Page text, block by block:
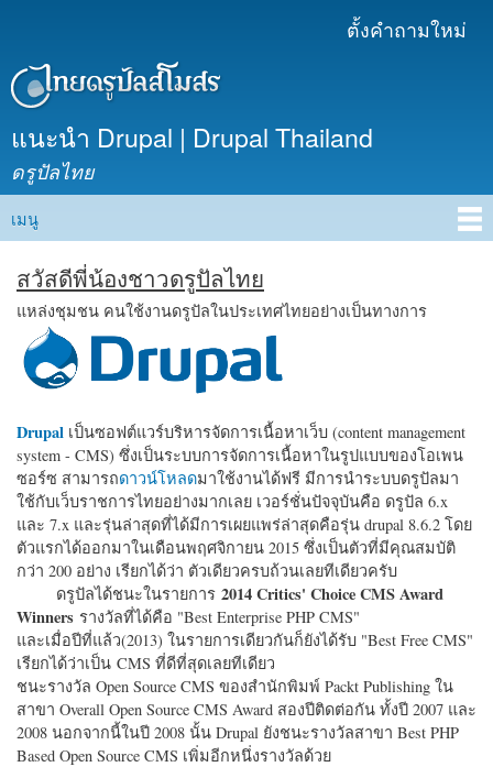
เนื้อหา
ตั้งคำถามใหม่
แนะนำ Drupal | Drupal Thailand
ดรูปัลไทย
Main menu
เมนู
สวัสดีพี่น้องชาวดรูปัลไทย
แหล่งชุมชน คนใช้งานดรูปัลในประเทศไทยอย่างเป็นทางการ
Drupal เป็นซอฟต์แวร์บริหารจัดการเนื้อหาเว็บ (content management
system - CMS) ซึ่งเป็นระบบการจัดการเนื้อหาในรูปแบบของโอเพน
ซอร์ซ สามารถดาวน์โหลดมาใช้งานได้ฟรี มีการนำระบบดรูปัลมา
ใช้กับเว็บราชการไทยอย่างมากเลย เวอร์ชั่นปัจจุบันคือ ดรูปัล 6.x
และ 7.x และรุ่นล่าสุดที่ได้มีการเผยแพร่ล่าสุดคือรุ่น drupal 8.6.2 โดย
ตัวแรกได้ออกมาในเดือนพฤศจิกายน 2015 ซึ่งเป็นตัวที่มีคุณสมบัติ
กว่า 200 อย่าง เรียกได้ว่า ตัวเดียวครบถ้วนเลยทีเดียวครับ
ดรูปัลได้ชนะในรายการ 2014 Critics' Choice CMS Award
Winners รางวัลที่ได้คือ "Best Enterprise PHP CMS"
และเมื่อปีที่แล้ว(2013) ในรายการเดียวกันก็ยังได้รับ "Best Free CMS"
เรียกได้ว่าเป็น CMS ที่ดีที่สุดเลยทีเดียว
ชนะรางวัล Open Source CMS ของสำนักพิมพ์ Packt Publishing ใน
สาขา Overall Open Source CMS Award สองปีติดต่อกัน ทั้งปี 2007 และ
2008 นอกจากนี้ในปี 2008 นั้น Drupal ยังชนะรางวัลสาขา Best PHP
Based Open Source CMS เพิ่มอีกหนึ่งรางวัลด้วย